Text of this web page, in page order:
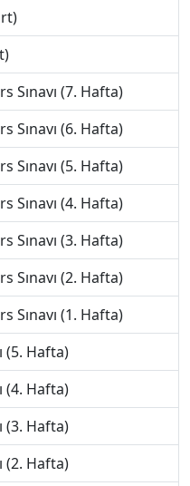
Sınavı (7. Hafta)
Sınavı (6. Hafta)
Sınavı (5. Hafta)
Sınavı (4. Hafta)
Sınavı (3. Hafta)
Sınavı (2. Hafta)
Sınavı (1. Hafta)
(5. Hafta)
(4. Hafta)
(3. Hafta)
(2. Hafta)